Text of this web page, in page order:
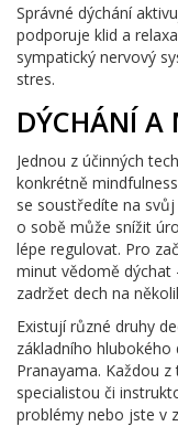
Správné dýchání
podporuje klid a
sympatický nervový
stres.
DÝCHÁNÍ A
Jednou z účinných
konkrétně
se soustředíte na
o sobě může snížit
lépe regulovat. Pro
minut vědomě dýchat
zadržet dech na
Existují různé druhy
základního
Pranayama. Každou
specialistou či
problémy nebo jste v